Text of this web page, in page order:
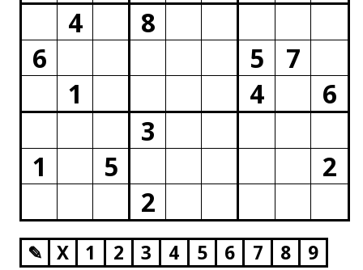
4
8
6
5
7
1
4
6
3
1
5
2
2
✎ X 1 2 3 4 5 6 7 8 9